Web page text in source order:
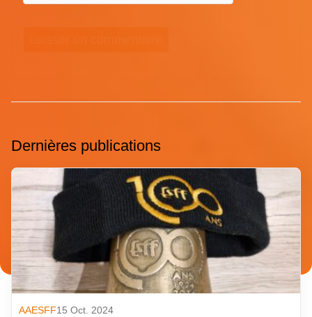
Dernières publications
AAESFF15 Oct. 2024